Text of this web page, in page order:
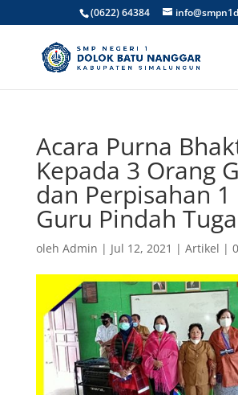
(0622) 64384
Acara Purna
Kepada 3 Orang
dan Perpisahan
Guru Pindah
oleh Admin | Jul 12, 2021 | Artikel |